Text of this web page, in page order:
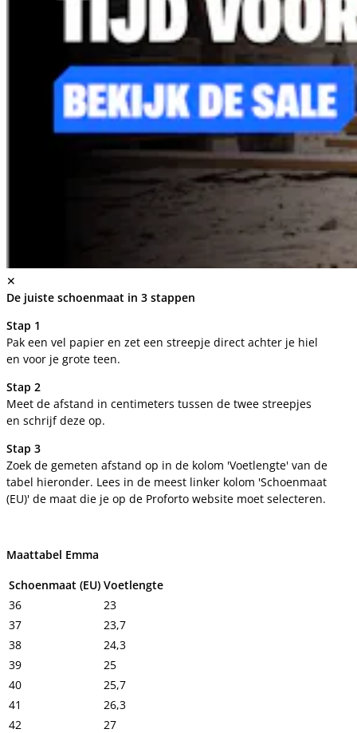
✕
De juiste schoenmaat in 3 stappen
Stap 1
Pak een vel papier en zet een streepje direct achter je hiel
en voor je grote teen.
Stap 2
Meet de afstand in centimeters tussen de twee streepjes
en schrijf deze op.
Stap 3
Zoek de gemeten afstand op in de kolom 'Voetlengte' van de
tabel hieronder. Lees in de meest linker kolom 'Schoenmaat
(EU)' de maat die je op de Proforto website moet selecteren.
Maattabel Emma
Schoenmaat (EU) Voetlengte
36
23
37
23,7
38
24,3
39
25
40
25,7
41
26,3
42
27